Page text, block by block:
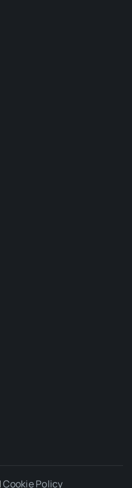
|Cookie Policy